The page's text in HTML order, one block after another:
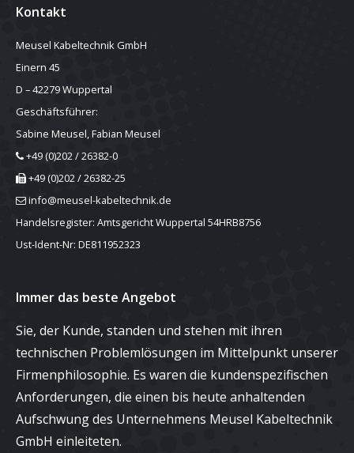
Kontakt
Meusel Kabeltechnik GmbH
Einern 45
D – 42279 Wuppertal
Geschäftsführer:
Sabine Meusel, Fabian Meusel
+49 (0)202 / 26382-0
+49 (0)202 / 26382-25
info@meusel-kabeltechnik.de
Handelsregister: Amtsgericht Wuppertal 54HRB8756
Ust-Ident-Nr: DE811952323
Immer das beste Angebot
Sie, der Kunde, standen und stehen mit ihren
technischen Problemlösungen im Mittelpunkt unserer
Firmenphilosophie. Es waren die kundenspezifischen
Anforderungen, die einen bis heute anhaltenden
Aufschwung des Unternehmens Meusel Kabeltechnik
GmbH einleiteten.